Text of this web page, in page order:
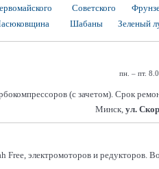
Советского
Шабаны Зеленый
пн. – пт.
(с зачетом). Срок
Минск, ул.
электромоторов и редукторов.